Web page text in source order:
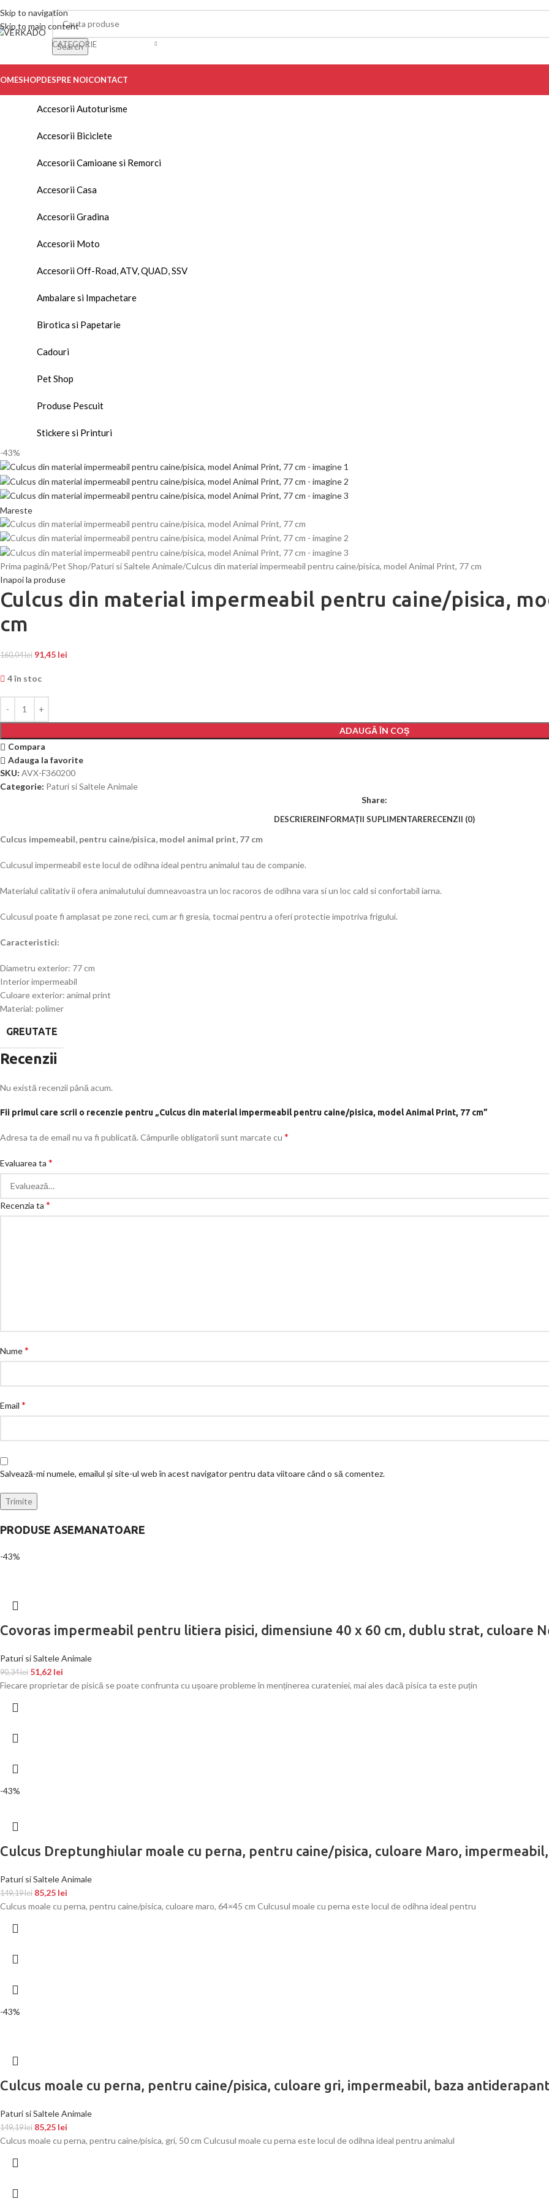
Skip to navigation
Skip to main content
CATEGORIE
Search
SHOPDESPRE NOICONTACT
Accesorii Autoturisme
Accesorii Biciclete
Accesorii Camioane si Remorci
Accesorii Casa
Accesorii Gradina
Accesorii Moto
Accesorii Off-Road, ATV, QUAD, SSV
Ambalare si Impachetare
Birotica si Papetarie
Cadouri
Pet Shop
Produse Pescuit
Stickere si Printuri
-43%
Mareste
Prima pagină Pet Shop Paturi si Saltele Animale Culcus din material impermeabil pentru caine/pisica, model Animal Print, 77 cm
Inapoi la produse
Culcus din material impermeabil pentru caine/pisica,
cm
160,04lei 91,45 lei
4 în stoc
ADAUGĂ ÎN COȘ
Compara
Adauga la favorite
SKU: AVX-F360200
Categorie: Paturi si Saltele Animale
Share:
DESCRIEREINFORMAȚII SUPLIMENTARERECENZII (0)
Culcus impemeabil, pentru caine/pisica, model animal print, 77 cm
Culcusul impermeabil este locul de odihna ideal pentru animalul tau de companie.
Materialul calitativ ii ofera animalutului dumneavoastra un loc racoros de odihna vara si un loc cald si confortabil iarna.
Culcusul poate fi amplasat pe zone reci, cum ar fi gresia, tocmai pentru a oferi protectie impotriva frigului.
Caracteristici:
Diametru exterior: 77 cm
Interior impermeabil
Culoare exterior: animal print
Material: polimer
GREUTATE
Recenzii
Nu există recenzii până acum.
Fii primul care scrii o recenzie pentru „Culcus din material impermeabil pentru caine/pisica, model Animal Print, 77 cm”
Adresa ta de email nu va fi publicată. Câmpurile obligatorii sunt marcate cu *
Evaluarea ta *
Recenzia ta *
Nume*
Email *
Salvează-mi numele, emailul și site-ul web în acest navigator pentru data viitoare când o să comentez.
PRODUSE ASEMANATOARE
-43%
Covoras impermeabil pentru litiera pisici, dimensiune 40 x 60 cm, dublu strat, culoare
Paturi si Saltele Animale
90,34lei 51,62 lei
Fiecare proprietar de pisică se poate confrunta cu ușoare probleme în menținerea curateniei, mai ales dacă pisica ta este puțin
-43%
Culcus Dreptunghiular moale cu perna, pentru caine/pisica, culoare Maro,
Paturi si Saltele Animale
149,19lei 85,25 lei
Culcus moale cu perna, pentru caine/pisica, culoare maro, 64×45 cm Culcusul moale cu perna este locul de odihna ideal pentru
-43%
Culcus moale cu perna, pentru caine/pisica, culoare gri, impermeabil, baza
Paturi si Saltele Animale
149,19lei 85,25 lei
Culcus moale cu perna, pentru caine/pisica, gri, 50 cm Culcusul moale cu perna este locul de odihna ideal pentru animalul